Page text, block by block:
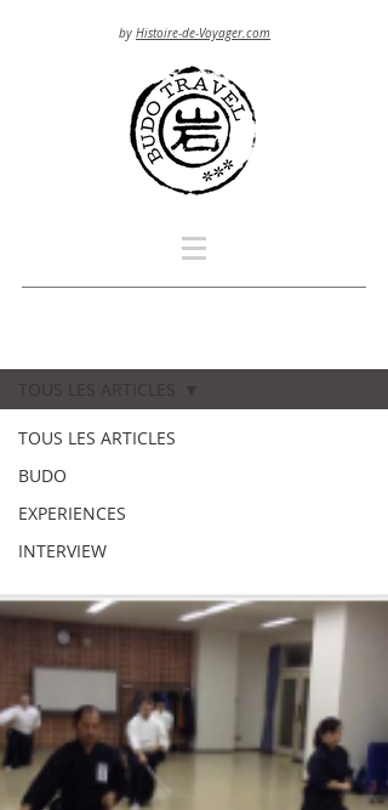
by Histoire-de-Voyager.com
TOUS LES ARTICLES
BUDO
EXPERIENCES
INTERVIEW